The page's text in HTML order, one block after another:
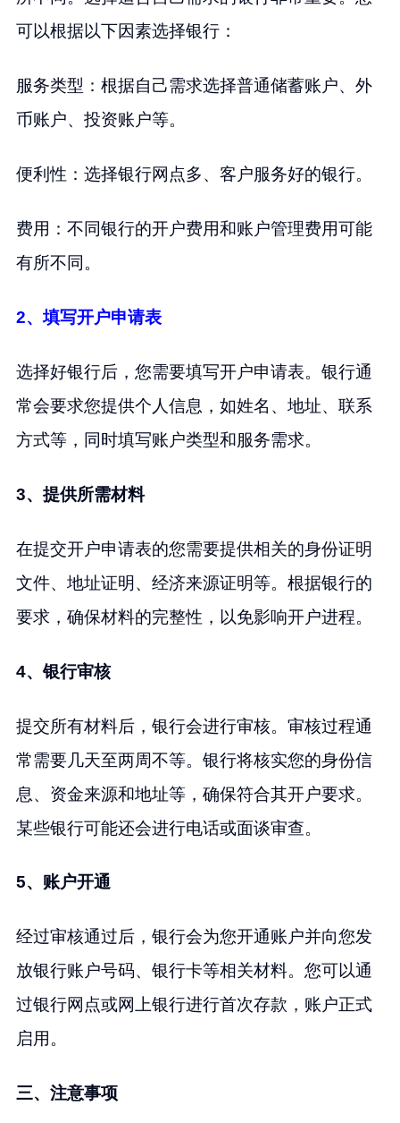
可以根据以下因素选择银行：
服务类型：根据自己需求选择普通储蓄账户、外
币账户、投资账户等。
便利性：选择银行网点多、客户服务好的银行。
费用：不同银行的开户费用和账户管理费用可能
有所不同。
2、填写开户申请表
选择好银行后，您需要填写开户申请表。银行通
常会要求您提供个人信息，如姓名、地址、联系
方式等，同时填写账户类型和服务需求。
3、提供所需材料
在提交开户申请表的您需要提供相关的身份证明
文件、地址证明、经济来源证明等。根据银行的
要求，确保材料的完整性，以免影响开户进程。
4、银行审核
提交所有材料后，银行会进行审核。审核过程通
常需要几天至两周不等。银行将核实您的身份信
息、资金来源和地址等，确保符合其开户要求。
某些银行可能还会进行电话或面谈审查。
5、账户开通
经过审核通过后，银行会为您开通账户并向您发
放银行账户号码、银行卡等相关材料。您可以通
过银行网点或网上银行进行首次存款，账户正式
启用。
三、注意事项